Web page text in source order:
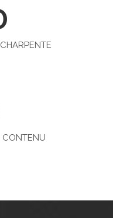
CONTENU